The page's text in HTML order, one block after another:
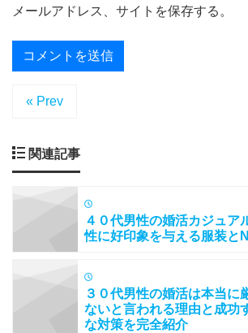
メールアドレス、サイトを保存する。
« Prev
関連記事
４０代男性の婚活カジュア
性に好印象を与える服装と
３０代男性の婚活は本当に
ないと言われる理由と成功
な対策を完全紹介